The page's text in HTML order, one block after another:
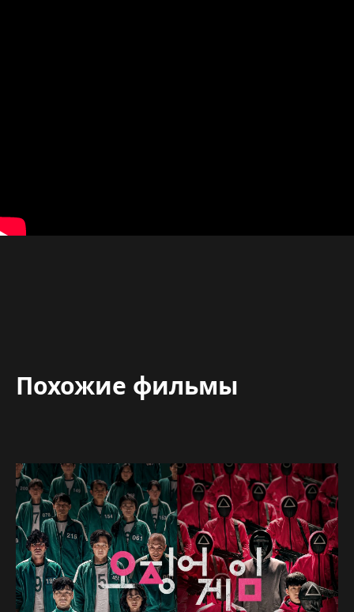
Похожие фильмы